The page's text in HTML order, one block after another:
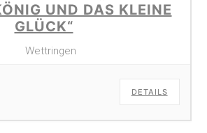
UND DAS KLEINE
GLÜCK“
Wettringen
DETAILS